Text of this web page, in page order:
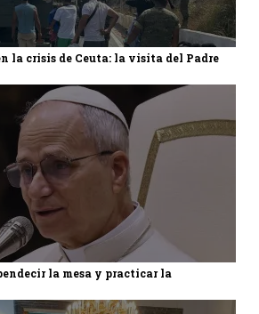
la crisis de Ceuta: la visita del Padre
la mesa y practicar la